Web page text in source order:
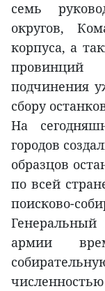
семь
округов,
корпуса, а
провинций
подчинения
сбору
На
городов
образцов
по всей
поисково-
армии